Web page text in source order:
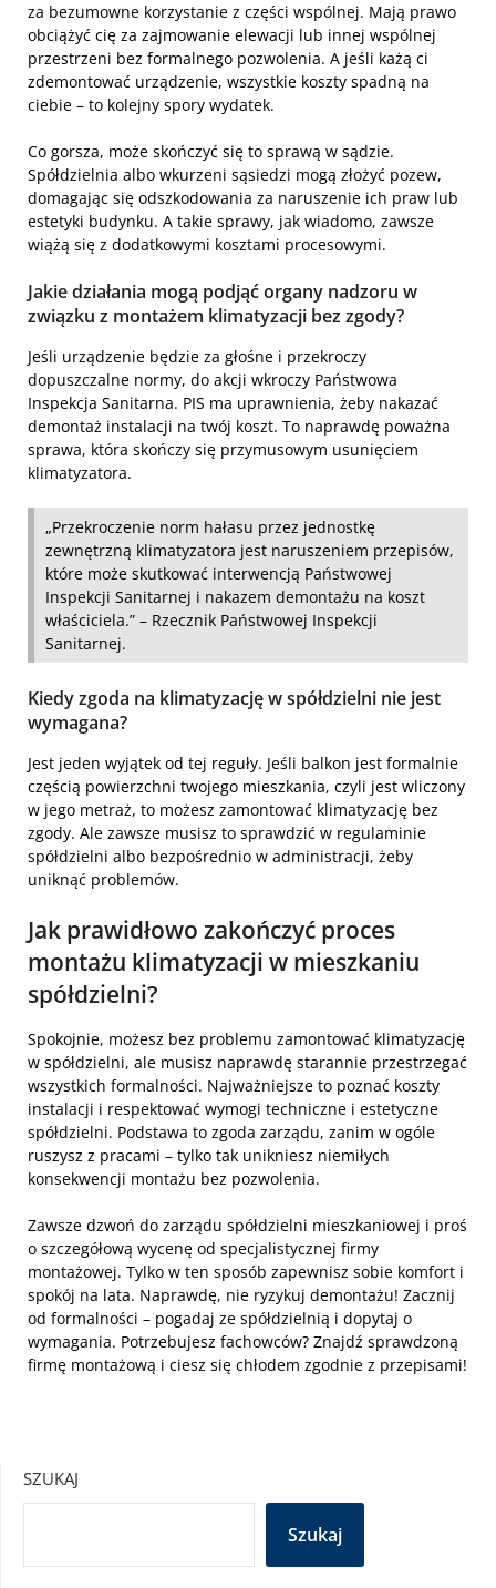
za bezumowne korzystanie z części wspólnej. Mają prawo
obciążyć cię za zajmowanie elewacji lub innej wspólnej
przestrzeni bez formalnego pozwolenia. A jeśli każą ci
zdemontować urządzenie, wszystkie koszty spadną na
ciebie – to kolejny spory wydatek.
Co gorsza, może skończyć się to sprawą w sądzie.
Spółdzielnia albo wkurzeni sąsiedzi mogą złożyć pozew,
domagając się odszkodowania za naruszenie ich praw lub
estetyki budynku. A takie sprawy, jak wiadomo, zawsze
wiążą się z dodatkowymi kosztami procesowymi.
Jakie działania mogą podjąć organy nadzoru w
związku z montażem klimatyzacji bez zgody?
Jeśli urządzenie będzie za głośne i przekroczy
dopuszczalne normy, do akcji wkroczy Państwowa
Inspekcja Sanitarna. PIS ma uprawnienia, żeby nakazać
demontaż instalacji na twój koszt. To naprawdę poważna
sprawa, która skończy się przymusowym usunięciem
klimatyzatora.
„Przekroczenie norm hałasu przez jednostkę
zewnętrzną klimatyzatora jest naruszeniem przepisów,
które może skutkować interwencją Państwowej
Inspekcji Sanitarnej i nakazem demontażu na koszt
właściciela.” – Rzecznik Państwowej Inspekcji
Sanitarnej.
Kiedy zgoda na klimatyzację w spółdzielni nie jest
wymagana?
Jest jeden wyjątek od tej reguły. Jeśli balkon jest formalnie
częścią powierzchni twojego mieszkania, czyli jest wliczony
w jego metraż, to możesz zamontować klimatyzację bez
zgody. Ale zawsze musisz to sprawdzić w regulaminie
spółdzielni albo bezpośrednio w administracji, żeby
uniknąć problemów.
Jak prawidłowo zakończyć proces
montażu klimatyzacji w mieszkaniu
spółdzielni?
Spokojnie, możesz bez problemu zamontować klimatyzację
w spółdzielni, ale musisz naprawdę starannie przestrzegać
wszystkich formalności. Najważniejsze to poznać koszty
instalacji i respektować wymogi techniczne i estetyczne
spółdzielni. Podstawa to zgoda zarządu, zanim w ogóle
ruszysz z pracami – tylko tak unikniesz niemiłych
konsekwencji montażu bez pozwolenia.
Zawsze dzwoń do zarządu spółdzielni mieszkaniowej i proś
o szczegółową wycenę od specjalistycznej firmy
montażowej. Tylko w ten sposób zapewnisz sobie komfort i
spokój na lata. Naprawdę, nie ryzykuj demontażu! Zacznij
od formalności – pogadaj ze spółdzielnią i dopytaj o
wymagania. Potrzebujesz fachowców? Znajdź sprawdzoną
firmę montażową i ciesz się chłodem zgodnie z przepisami!
SZUKAJ
Szukaj